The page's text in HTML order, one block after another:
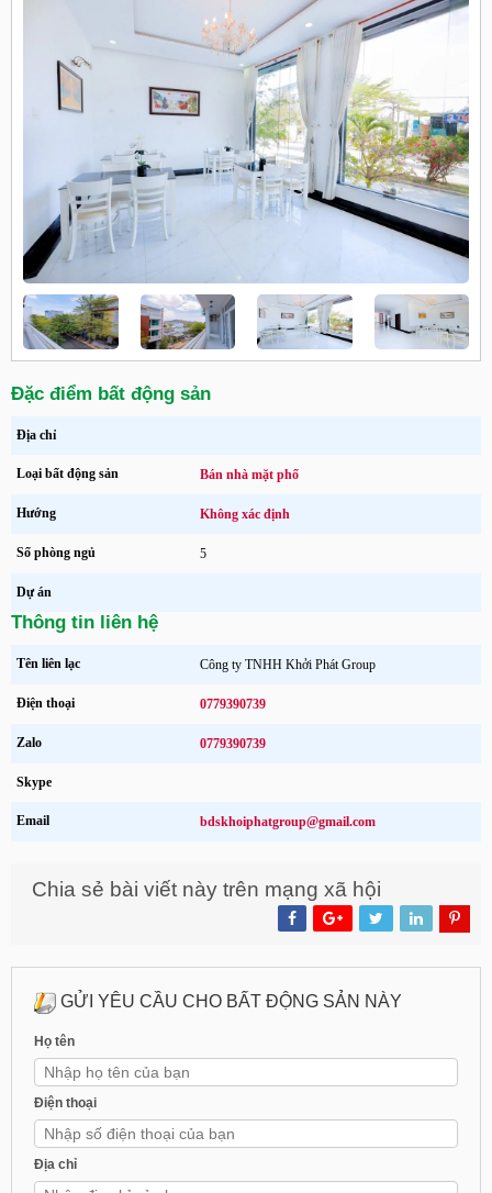
Đặc điểm bất động sản
Địa chỉ
Loại bất động sản Bán nhà mặt phố
Hướng Không xác định
Số phòng ngủ 5
Dự án
Thông tin liên hệ
Tên liên lạc Công ty TNHH Khởi Phát Group
Điện thoại 0779390739
Zalo 0779390739
Skype
Email bdskhoiphatgroup@gmail.com
Chia sẻ bài viết này trên mạng xã hội
GỬI YÊU CẦU CHO BẤT ĐỘNG SẢN NÀY
Họ tên
Điện thoại
Địa chỉ